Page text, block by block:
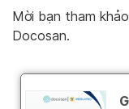
Mời bạn tham khảo
Docosan.